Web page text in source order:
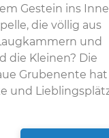
Gestein ins
die völlig aus
und
die Kleinen? Die
Grubenente hat
und